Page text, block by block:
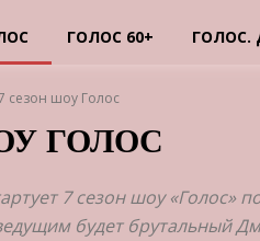
ГОЛОС 60+ ГОЛОС.
сезон шоу Голос
ГОЛОС
7 сезон шоу
будет брутальный